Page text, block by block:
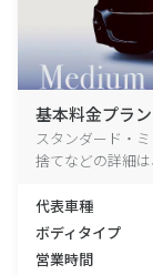
基本料金プラン
スタンダード・
捨てなどの詳細
代表車種
ボディタイプ
営業時間